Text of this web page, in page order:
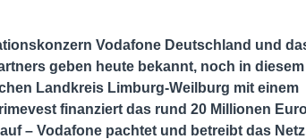
Vodafone Deutschland und
geben heute bekannt, noch in diesem
Landkreis Limburg-Weilburg mit einem
finanziert das rund 20 Millionen
– Vodafone pachtet und betreibt das